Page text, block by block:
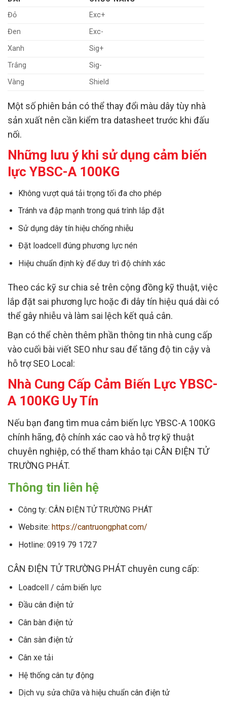
Đỏ
Exc+
Đen
Exc-
Xanh
Sig+
Trắng
Sig-
Vàng
Shield
Một số phiên bản có thể thay đổi màu dây tùy nhà
sản xuất nên cần kiểm tra datasheet trước khi đấu
nối.
Những lưu ý khi sử dụng cảm biến
lực YBSC-A 100KG
Không vượt quá tải trọng tối đa cho phép
Tránh va đập mạnh trong quá trình lắp đặt
Sử dụng dây tín hiệu chống nhiễu
Đặt loadcell đúng phương lực nén
Hiệu chuẩn định kỳ để duy trì độ chính xác
Theo các kỹ sư chia sẻ trên cộng đồng kỹ thuật, việc
lắp đặt sai phương lực hoặc đi dây tín hiệu quá dài có
thể gây nhiễu và làm sai lệch kết quả cân.
Bạn có thể chèn thêm phần thông tin nhà cung cấp
vào cuối bài viết SEO như sau để tăng độ tin cậy và
hỗ trợ SEO Local:
Nhà Cung Cấp Cảm Biến Lực YBSC-
A 100KG Uy Tín
Nếu bạn đang tìm mua cảm biến lực YBSC-A 100KG
chính hãng, độ chính xác cao và hỗ trợ kỹ thuật
chuyên nghiệp, có thể tham khảo tại CÂN ĐIỆN TỬ
TRƯỜNG PHÁT.
Thông tin liên hệ
Công ty: CÂN ĐIỆN TỬ TRƯỜNG PHÁT
Website: https://cantruongphat.com/
Hotline: 0919 79 1727
CÂN ĐIỆN TỬ TRƯỜNG PHÁT chuyên cung cấp:
Loadcell / cảm biến lực
Đầu cân điện tử
Cân bàn điện tử
Cân sàn điện tử
Cân xe tải
Hệ thống cân tự động
Dịch vụ sửa chữa và hiệu chuẩn cân điện tử